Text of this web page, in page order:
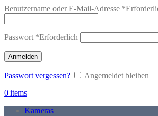
Benutzername oder E-Mail-Adresse *
Passwort *Erforderlich
Anmelden
Passwort vergessen?
Angemeldet bleiben
0 items
Kameras